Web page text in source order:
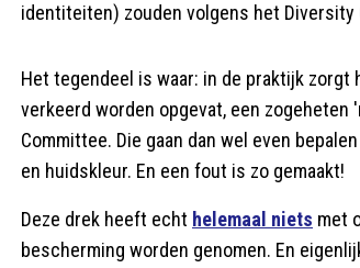
identiteiten) zouden volgens het
Het tegendeel is waar: in de praktijk
verkeerd worden opgevat, een
Committee. Die gaan dan wel even
en huidskleur. En een fout is zo gemaakt!
Deze drek heeft echt helemaal niets met
bescherming worden genomen. En